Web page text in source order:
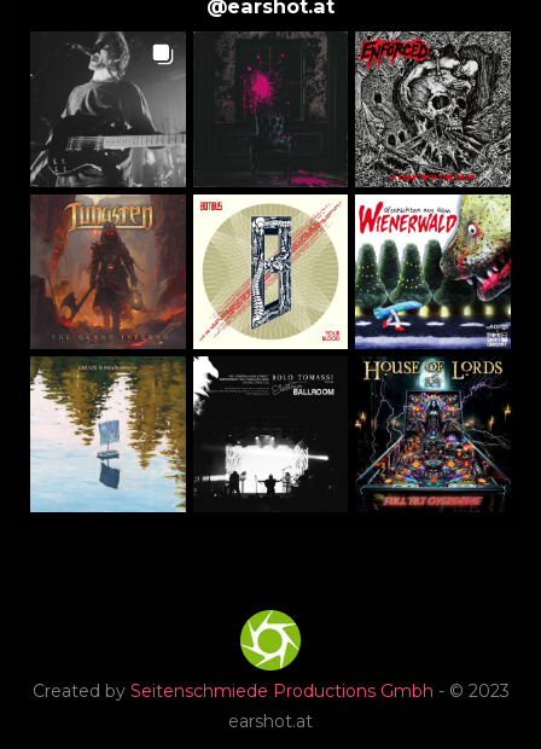
@earshot.at
Created by Seitenschmiede Productions Gmbh - © 2023
earshot.at